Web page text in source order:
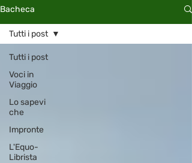
Bacheca
Tutti i post
Voci in
Viaggio
Lo sapevi
che
Impronte
L'Equo-
Librista
Tutti i post